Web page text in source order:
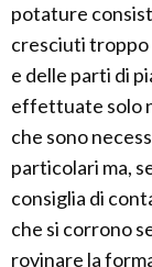
potature
cresciuti troppo
e delle parti di
effettuate solo
che sono
particolari ma,
consiglia di
che si corrono
rovinare la